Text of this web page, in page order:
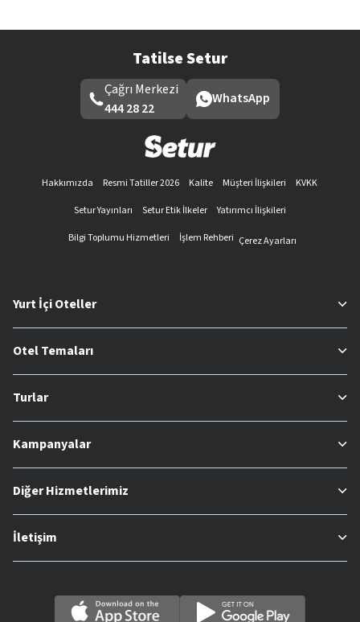
Tatilse Setur
Çağrı Merkezi
444 28 22
WhatsApp
Hakkımızda Resmi Tatiller 2026 Kalite Müşteri İlişkileri
KVKK
Setur Yayınları
Setur Etik İlkeler
Yatırımcı İlişkileri
Bilgi Toplumu Hizmetleri
İşlem Rehberi Çerez Ayarları
Yurt İçi Oteller
Otel Temaları
Turlar
Kampanyalar
Diğer Hizmetlerimiz
İletişim